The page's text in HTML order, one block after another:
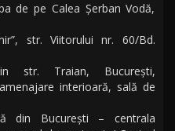
de pe Calea Şerban Vodă,
str. Viitorului nr. 60/Bd.
str. Traian, București,
interioară, sală de
din București – centrala